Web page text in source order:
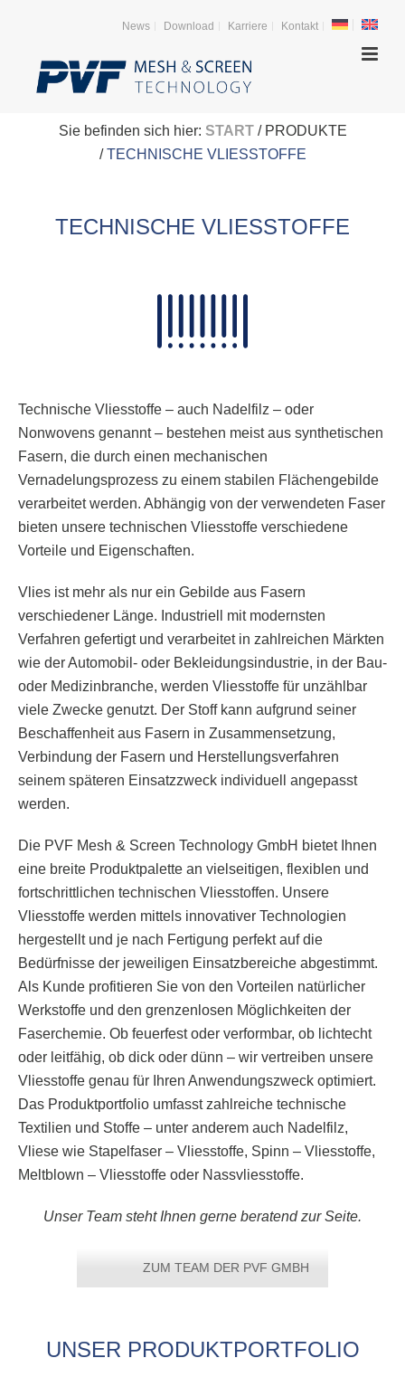
News Download Karriere Kontakt
Sie befinden sich hier: START/ PRODUKTE
/TECHNISCHE VLIESSTOFFE
TECHNISCHE VLIESSTOFFE
Technische Vliesstoffe – auch Nadelfilz – oder
Nonwovens genannt – bestehen meist aus synthetischen
Fasern, die durch einen mechanischen
Vernadelungsprozess zu einem stabilen Flächengebilde
verarbeitet werden. Abhängig von der verwendeten Faser
bieten unsere technischen Vliesstoffe verschiedene
Vorteile und Eigenschaften.
Vlies ist mehr als nur ein Gebilde aus Fasern
verschiedener Länge. Industriell mit modernsten
Verfahren gefertigt und verarbeitet in zahlreichen Märkten
wie der Automobil- oder Bekleidungsindustrie, in der Bau-
oder Medizinbranche, werden Vliesstoffe für unzählbar
viele Zwecke genutzt. Der Stoff kann aufgrund seiner
Beschaffenheit aus Fasern in Zusammensetzung,
Verbindung der Fasern und Herstellungsverfahren
seinem späteren Einsatzzweck individuell angepasst
werden.
Die PVF Mesh & Screen Technology GmbH bietet Ihnen
eine breite Produktpalette an vielseitigen, flexiblen und
fortschrittlichen technischen Vliesstoffen. Unsere
Vliesstoffe werden mittels innovativer Technologien
hergestellt und je nach Fertigung perfekt auf die
Bedürfnisse der jeweiligen Einsatzbereiche abgestimmt.
Als Kunde profitieren Sie von den Vorteilen natürlicher
Werkstoffe und den grenzenlosen Möglichkeiten der
Faserchemie. Ob feuerfest oder verformbar, ob lichtecht
oder leitfähig, ob dick oder dünn – wir vertreiben unsere
Vliesstoffe genau für Ihren Anwendungszweck optimiert.
Das Produktportfolio umfasst zahlreiche technische
Textilien und Stoffe – unter anderem auch Nadelfilz,
Vliese wie Stapelfaser – Vliesstoffe, Spinn – Vliesstoffe,
Meltblown – Vliesstoffe oder Nassvliesstoffe.
Unser Team steht Ihnen gerne beratend zur Seite.
ZUM TEAM DER PVF GMBH
UNSER PRODUKTPORTFOLIO